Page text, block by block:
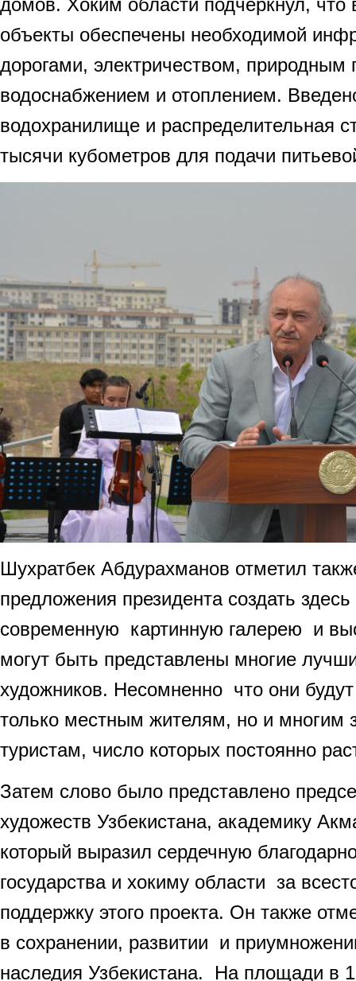
домов. Хоким области подчеркнул, что
объекты обеспечены необходимой
дорогами, электричеством, природным
водоснабжением и отоплением.
водохранилище и распределительная
тысячи кубометров для подачи
Шухратбек Абдурахманов отметил
предложения президента создать
современную картинную галерею и
могут быть представлены многие
художников. Несомненно что они
только местным жителям, но и многим
туристам, число которых постоянно
Затем слово было представлено
художеств Узбекистана, академику
который выразил сердечную
государства и хокиму области за
поддержку этого проекта. Он также
в сохранении, развитии и
наследия Узбекистана. На площади в